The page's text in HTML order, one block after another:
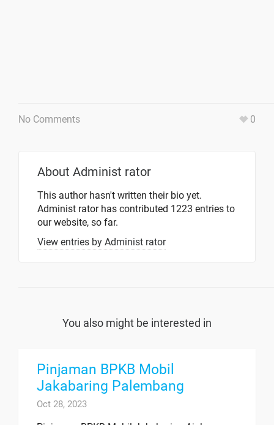
No Comments 0
About Administ rator
This author hasn't written their bio yet.
Administ ratorhas contributed 1223 entries to
our website, so far.
View entries by Administ rator
You also might be interested in
Pinjaman BPKB Mobil
Jakabaring Palembang
Oct 28, 2023